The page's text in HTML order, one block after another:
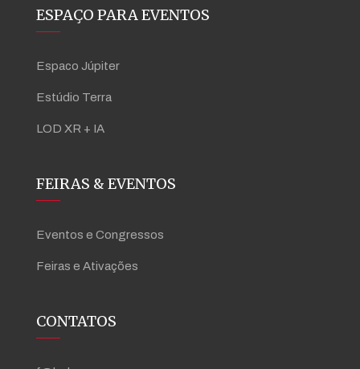
ESPAÇO PARA EVENTOS
Espaco Júpiter
Estúdio Terra
LOD XR + IA
FEIRAS & EVENTOS
Eventos e Congressos
Feiras e Ativações
CONTATOS